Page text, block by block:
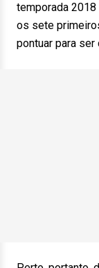
temporada 2018
os sete
pontuar para ser